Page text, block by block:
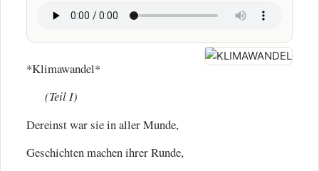
*Klimawandel*
(Teil I)
Dereinst war sie in aller Munde,
Geschichten machen ihrer Runde,